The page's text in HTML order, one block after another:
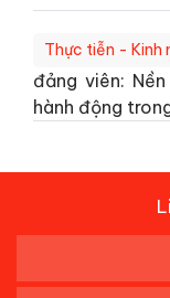
Thực tiễn - Kinh
đảng viên:
hành động